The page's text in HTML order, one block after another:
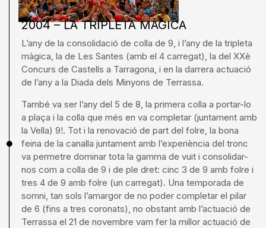
2004 – LA TRIPLETA MÀGICA
L’any de la consolidació de colla de 9, i l’any de la tripleta
màgica, la de Les Santes (amb el 4 carregat), la del XXè
Concurs de Castells a Tarragona, i en la darrera actuació
de l’any a la Diada dels Minyons de Terrassa.
També va ser l’any del 5 de 8, la primera colla a portar-lo
a plaça i la colla que més en va completar (juntament amb
la Vella) 9!. Tot i la renovació de part del folre, la bona
feina de la canalla juntament amb l’experiència del tronc
va permetre dominar tota la gamma de vuit i consolidar-
nos com a colla de 9 i de ple dret: cinc 3 de 9 amb folre i
tres 4 de 9 amb folre (un carregat). Una temporada de
somni, tan sols l’amargor de no poder completar el pilar
de 6 (fins a tres coronats), no obstant amb l’actuació de
Terrassa el 21 de novembre vam fer la millor actuació de